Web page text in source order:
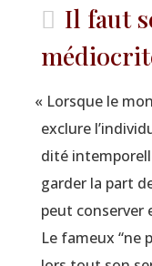
Il faut
« Lorsque le
exclure
di­té
gar­der la part
peut conser­ver
Le fameux “ne